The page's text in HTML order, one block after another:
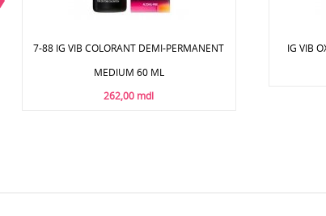
7-88 IG VIB COLORANT DEMI-PERMANENT
MEDIUM 60 ML
262,00 mdl
IG VIB